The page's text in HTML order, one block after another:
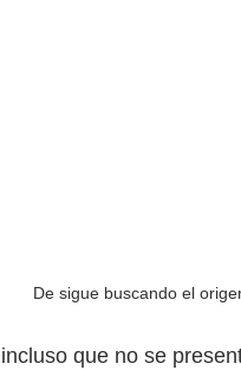
De sigue buscando el
incluso que no se